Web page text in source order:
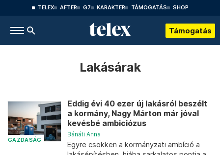
TELEX AFTER G7 KARAKTER TÁMOGATÁS SHOP
Támogatás
Lakásárak
GAZDASÁG
Eddig évi 40 ezer új lakásról beszélt
a kormány, Nagy Márton már jóval
kevésbé ambiciózus
Bánáti Anna
Egyre csökken a kormányzati ambíció a